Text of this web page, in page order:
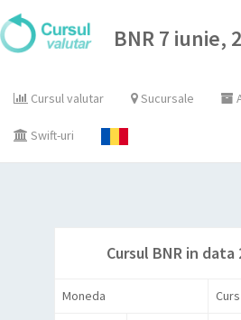
BNR 7 iunie,
Cursul valutar Sucursale
Swift-uri
Cursul BNR in data
Moneda Curs